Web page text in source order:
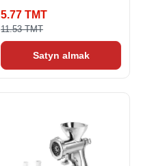
5.77 TMT
11.53 TMT
Satyn almak